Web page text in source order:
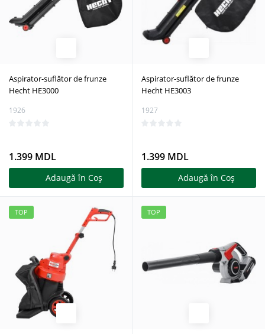
Aspirator-suflător de frunze
Hecht HE3000
1926
1.399 MDL
Adaugă în Coş
Aspirator-suflător de frunze
Hecht HE3003
1927
1.399 MDL
Adaugă în Coş
TOP TOP